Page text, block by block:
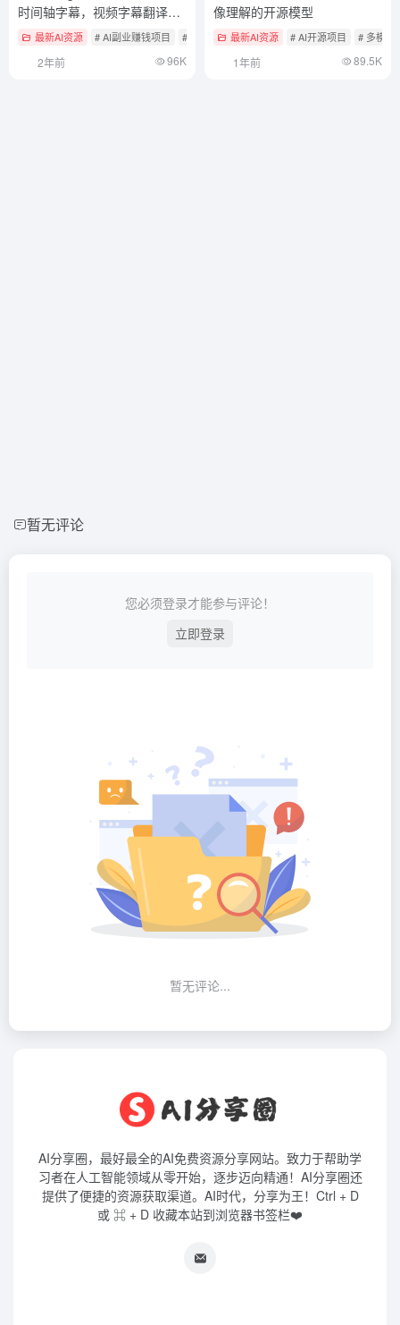
时间轴字幕，视频字幕翻译和
本地化配音开源工具
最新AI资源 # AI副业赚钱项目 # AI翻译 # AI语音转文本
2年前 96K
像理解的开源模型
最新AI资源 # AI开源项目 # 多模态
1年前 89.5K
暂无评论
您必须登录才能参与评论！
立即登录
暂无评论...
AI分享圈，最好最全的AI免费资源分享网站。致力于帮助学
习者在人工智能领域从零开始，逐步迈向精通！AI分享圈还
提供了便捷的资源获取渠道。AI时代，分享为王！Ctrl + D
或 ⌘ + D 收藏本站到浏览器书签栏❤️